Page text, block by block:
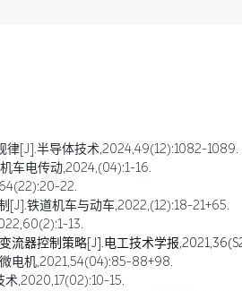
律[J].半导体技术,2024,49(12):1082-1089.
车电传动,2024,(04):1-16.
22.
[J].铁道机车与动车,2022,(12):18-21+65.
13.
流器控制策略[J].电工技术学报
电机,2021,54(04):85-88+98.
,2020,17(02):10-15.